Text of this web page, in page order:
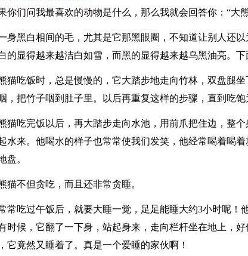
你们问我最喜欢的动物是什么，那么我就会回答你：“大
身黑白相间的毛，尤其是它那黑眼圈，不知道让别人还
的显得越来越洁白如雪，而黑的显得越来越乌黑油亮。
猫吃饭时，总是慢慢的，它大踏步地走向竹林，双盘腿
，把竹子咽到肚子里。以后再重复这样的步骤，直到吃饱
猫吃完饭以后，再大踏步走向水池，用前爪把住边，整
水来。他喝水的样子也常常使我们发笑，他经常喝着喝
盘。
猫不但贪吃，而且还非常贪睡。
常吃过午饭后，就要大睡一觉，足足能睡大约3小时呢！
时候，它翻了一下身，站起身来，走向栏杆坐在地上，
它竟然又睡着了。真是一个爱睡的家伙啊！